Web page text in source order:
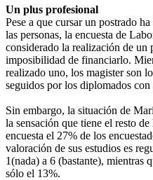
Un plus profesional
Pese a que cursar un postrado
las personas, la encuesta de
considerado la realización de un
imposibilidad de financiarlo.
realizado uno, los magister son
seguidos por los diplomados con
Sin embargo, la situación de
la sensación que tiene el resto
encuesta el 27% de los
valoración de sus estudios es
1(nada) a 6 (bastante), mientras
sólo el 13%.